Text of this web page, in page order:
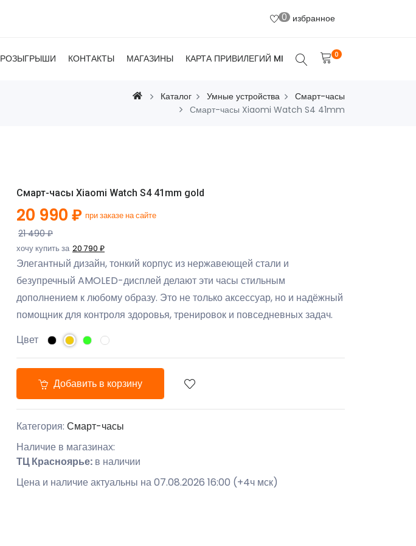
0 избранное
РОЗЫГРЫШИ КОНТАКТЫ МАГАЗИНЫ КАРТА ПРИВИЛЕГИЙ MI 0
Каталог Умные устройства
Смарт-часы
Смарт-часы Xiaomi Watch S4 41mm
Смарт-часы Xiaomi Watch S4 41mm gold
20 990 ₽ при заказе на сайте
21 490 ₽
хочу купить за 20 790 ₽
Элегантный дизайн, тонкий корпус из нержавеющей стали и
безупречный AMOLED-дисплей делают эти часы стильным
дополнением к любому образу. Это не только аксессуар, но и надёжный
помощник для контроля здоровья, тренировок и повседневных задач.
Цвет
Добавить в корзину
Категория: Смарт-часы
Наличие в магазинах:
ТЦ Красноярье: в наличии
Цена и наличие актуальны на 07.08.2026 16:00 (+4ч мск)